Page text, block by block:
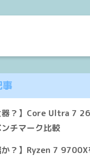
事
器？】Core Ultra 7
チマーク比較
か？】Ryzen 7